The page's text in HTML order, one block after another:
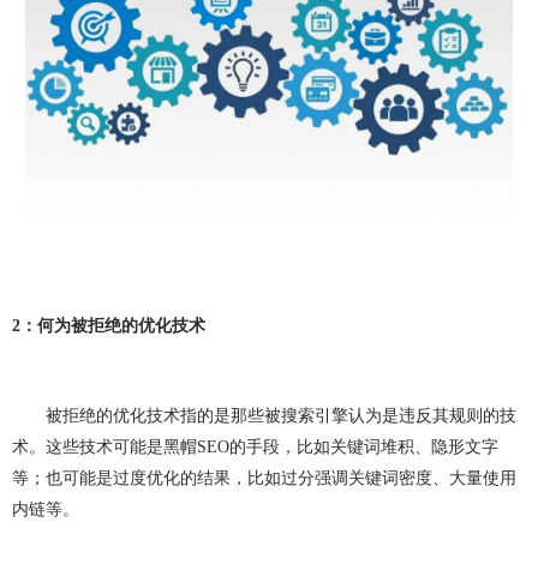
做OA系统 开发百科 APP开发 做APP
成都app开发 app制作 app软件开发
app开发公司 app制作公司 手机app开发
公司网站制作
成都网站建设 成都网站制作 网站建设费用
网站建设多少钱 网站制作 网站定制
2 ：何为被拒绝的优化技术
被拒绝的优化技术指的是那些被搜索引擎认为是违反其规则的技
术。这些技术可能是黑帽SEO的手段，比如关键词堆积、隐形文字
等；也可能是过度优化的结果，比如过分强调关键词密度、大量使用
内链等。